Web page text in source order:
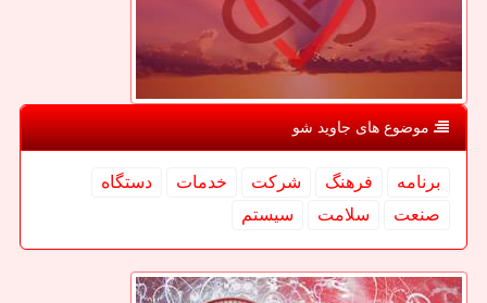
موضوع های جاوید شو
برنامه فرهنگ شركت خدمات
دستگاه
صنعت
سلامت سیستم